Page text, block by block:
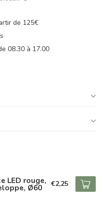
de 125€
08.30 à 17.00
LED rouge,
Ø60 €2,25